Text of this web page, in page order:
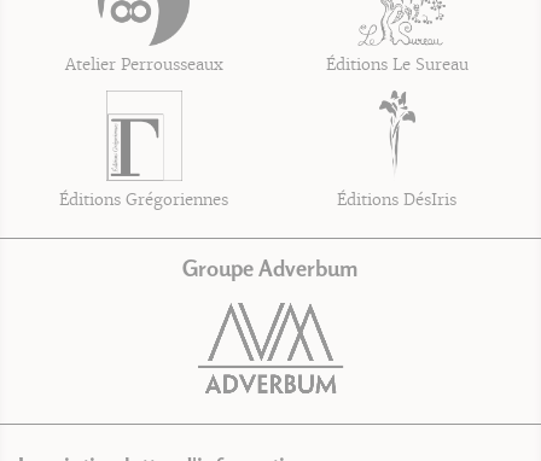
Atelier Perrousseaux Éditions Le Sureau
Éditions Grégoriennes Éditions DésIris
Groupe Adverbum